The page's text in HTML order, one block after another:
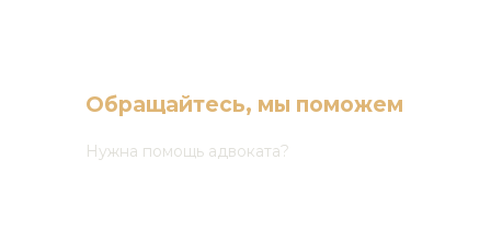
Обращайтесь, мы поможем
Нужна помощь адвоката?